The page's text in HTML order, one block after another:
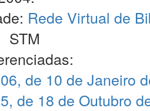
Rede Virtual de
STM
de 10 de Janeiro
de 18 de Outubro